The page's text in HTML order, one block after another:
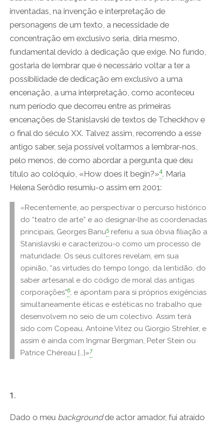
inventadas, na invenção e interpretação de
personagens de um texto, a necessidade de
concentração em exclusivo seria, diria mesmo,
fundamental devido à dedicação que exige. No fundo,
gostaria de lembrar que é necessário voltar a ter a
possibilidade de dedicação em exclusivo a uma
encenação, a uma interpretação, como aconteceu
num período que decorreu entre as primeiras
encenações de Stanislavski de textos de Tcheckhov e
o final do século XX. Talvez assim, recorrendo a esse
antigo saber, seja possível voltarmos a lembrar-nos,
pelo menos, de como abordar a pergunta que deu
título ao colóquio, «How does it begin?»4. Maria
Helena Serôdio resumiu-o assim em 2001:
«Recentemente, ao perspectivar o percurso histórico
do “teatro de arte” e ao designar-lhe as coordenadas
principais, Georges Banu5 referiu a sua óbvia filiação a
Stanislavski e caracterizou-o como um processo de
maturidade. Os seus cultores revelam, em sua
opinião, “as virtudes do tempo longo, da lentidão, do
saber artesanal e do código de moral das antigas
corporações”6, e apontam para si próprios exigências
simultaneamente éticas e estéticas no trabalho que
desenvolvem no seio de um colectivo. Assim terá
sido com Copeau, Antoine Vitez ou Giorgio Strehler, e
assim é ainda com Ingmar Bergman, Peter Stein ou
Patrice Chéreau […]»7
1.
Dado o meu backgroundde actor amador, fui atraído